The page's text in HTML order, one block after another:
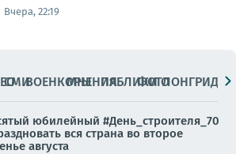
Вчера, 22:19
СМИВОЕНКОРЫМНЕНИЯПАБЛИКИ
ФОТОЛОНГРИДЫ
юбилейный #День_строителя_70
вся страна во второе
августа